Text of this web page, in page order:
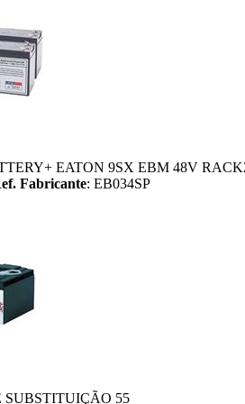
EATON 9SX EBM 48V
Fabricante: EB034SP
SUBSTITUIÇÃO 55